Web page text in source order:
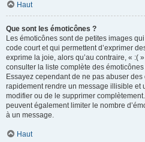
Haut
Que sont les émoticônes ?
Les émoticônes sont de petites images
code court et qui permettent d’exprimer
exprime la joie, alors qu’au contraire, « :(
consulter la liste complète des
Essayez cependant de ne pas abuser
rapidement rendre un message illisible et
modifier ou de le supprimer
peuvent également limiter le nombre
à un message.
Haut